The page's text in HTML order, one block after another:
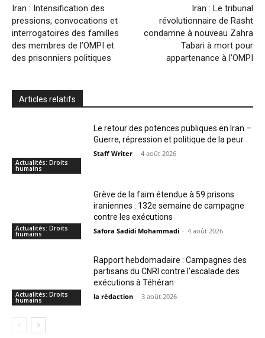
Iran : Intensification des
pressions, convocations et
interrogatoires des familles
des membres de l’OMPI et
des prisonniers politiques
Iran : Le tribunal
révolutionnaire de Rasht
condamne à nouveau Zahra
Tabari à mort pour
appartenance à l’OMPI
Articles relatifs
Actualités: Droits
humains
Le retour des potences publiques en Iran –
Guerre, répression et politique de la peur
Staff Writer - 4 août 2026
Actualités: Droits
humains
Grève de la faim étendue à 59 prisons
iraniennes : 132e semaine de campagne
contre les exécutions
Safora Sadidi Mohammadi - 4 août 2026
Actualités: Droits
humains
Rapport hebdomadaire : Campagnes des
partisans du CNRI contre l’escalade des
exécutions à Téhéran
la rédaction - 3 août 2026